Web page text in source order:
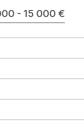
- 15 000 €